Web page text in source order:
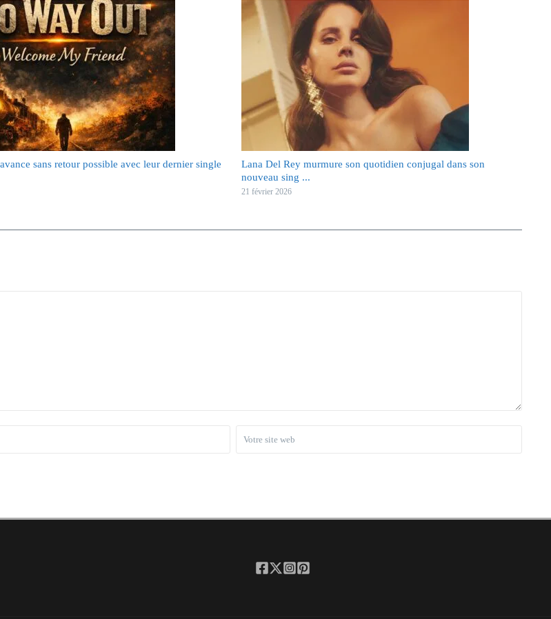
sans retour possible avec leur dernier single
Lana Del Rey murmure son quotidien conjugal dans son
nouveau sing ...
21 février 2026